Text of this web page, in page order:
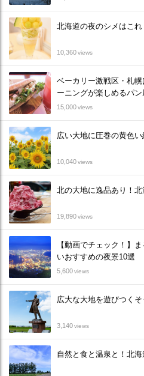
北海道の夜のシメはこ
10,360views
ベーカリー激戦区・札
ーニングが楽しめるパン
15,000views
広い大地に圧巻の黄色
10,040views
北の大地に逸品あり！
19,890views
【動画でチェック！】
いおすすめの夜景10選
5,600views
広大な大地を遊びつく
3,140views
自然と食と温泉と！北